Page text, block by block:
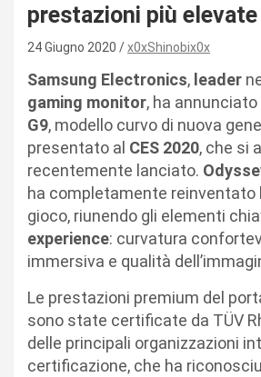
prestazioni più
24 Giugno 2020 x0xShinobix0x
Samsung Electronics, leader
gaming monitor, ha annunciato
G9, modello curvo di nuova
presentato al CES 2020, che si
recentemente lanciato.
ha completamente reinventato
gioco, riunendo gli elementi
experience: curvatura
immersiva e qualità
Le prestazioni premium del
sono state certificate da TÜV
delle principali organizzazioni
certificazione, che ha